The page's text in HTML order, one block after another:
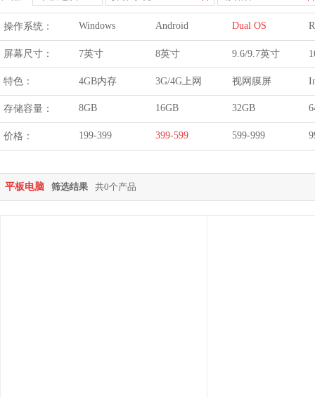
操作系统： Windows Android Dual OS
屏幕尺寸： 7英寸 8英寸 9.6/9.7英寸
特色： 4GB内存 3G/4G上网 视网膜屏
存储容量： 8GB 16GB 32GB
价格： 199-399 399-599 599-999
平板电脑 筛选结果 共0个产品